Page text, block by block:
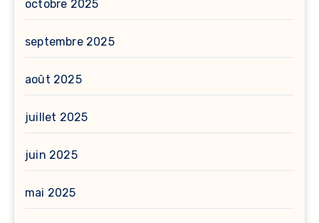
octobre 2025
septembre 2025
août 2025
juillet 2025
juin 2025
mai 2025